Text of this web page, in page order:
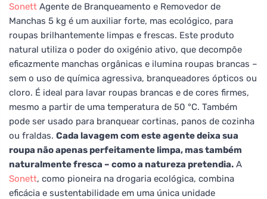
Sonett Agente de Branqueamento e Removedor de
Manchas 5 kg é um auxiliar forte, mas ecológico, para
roupas brilhantemente limpas e frescas. Este produto
natural utiliza o poder do oxigénio ativo, que decompõe
eficazmente manchas orgânicas e ilumina roupas brancas –
sem o uso de química agressiva, branqueadores ópticos ou
cloro. É ideal para lavar roupas brancas e de cores firmes,
mesmo a partir de uma temperatura de 50 °C. Também
pode ser usado para branquear cortinas, panos de cozinha
ou fraldas. Cada lavagem com este agente deixa sua
roupa não apenas perfeitamente limpa, mas também
naturalmente fresca – como a natureza pretendia. A
Sonett, como pioneira na drogaria ecológica, combina
eficácia e sustentabilidade em uma única unidade